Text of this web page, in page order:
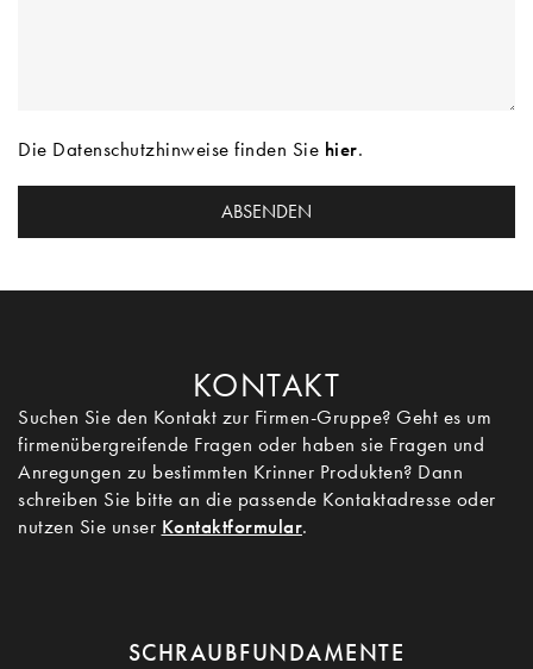
Die Datenschutzhinweise finden Sie hier.
KONTAKT
Suchen Sie den Kontakt zur Firmen-Gruppe? Geht es um
firmenübergreifende Fragen oder haben sie Fragen und
Anregungen zu bestimmten Krinner Produkten? Dann
schreiben Sie bitte an die passende Kontaktadresse oder
nutzen Sie unser Kontaktformular.
SCHRAUBFUNDAMENTE